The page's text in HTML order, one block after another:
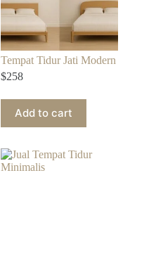
Tempat Tidur Jati Modern
$258
Add to cart